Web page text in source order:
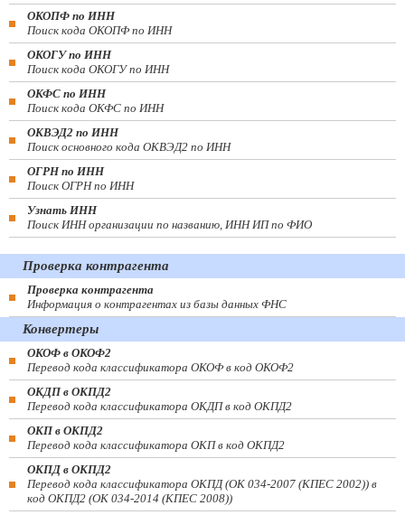
ОКОПФ по ИНН
Поиск кода ОКОПФ по ИНН
ОКОГУ по ИНН
Поиск кода ОКОГУ по ИНН
ОКФС по ИНН
Поиск кода ОКФС по ИНН
ОКВЭД2 по ИНН
Поиск основного кода ОКВЭД2 по ИНН
ОГРН по ИНН
Поиск ОГРН по ИНН
Узнать ИНН
Поиск ИНН организации по названию, ИНН ИП по ФИО
Проверка контрагента
Проверка контрагента
Информация о контрагентах из базы данных ФНС
Конвертеры
ОКОФ в ОКОФ2
Перевод кода классификатора ОКОФ в код ОКОФ2
ОКДП в ОКПД2
Перевод кода классификатора ОКДП в код ОКПД2
ОКП в ОКПД2
Перевод кода классификатора ОКП в код ОКПД2
ОКПД в ОКПД2
Перевод кода классификатора ОКПД (ОК 034-2007 (КПЕС 2002)) в
код ОКПД2 (ОК 034-2014 (КПЕС 2008))